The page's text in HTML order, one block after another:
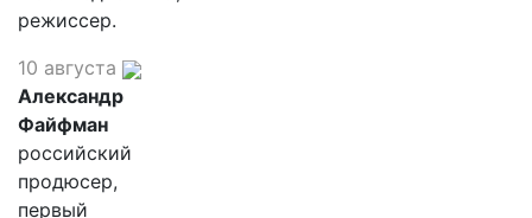
режиссер.
10 августа
Александр
Файфман
российский
продюсер,
первый